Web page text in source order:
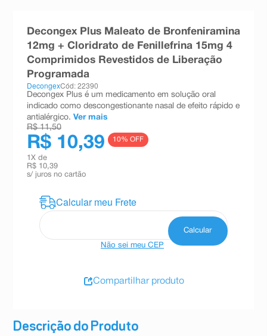
Descrição do Produto
Decongex Plus Maleato de Bronfeniramina
12mg + Cloridrato de Fenillefrina 15mg 4
Comprimidos Revestidos de Liberação
Programada
DecongexCód: 22390
Decongex Plus é um medicamento em solução oral
indicado como descongestionante nasal de efeito rápido e
antialérgico. Ver mais
R$ 11,50
R$ 10,39 10% OFF
1 X de
R$ 10,39
s/ juros no cartão
Não sei meu CEP
Compartilhar produto
esmalte
ºabsorvente